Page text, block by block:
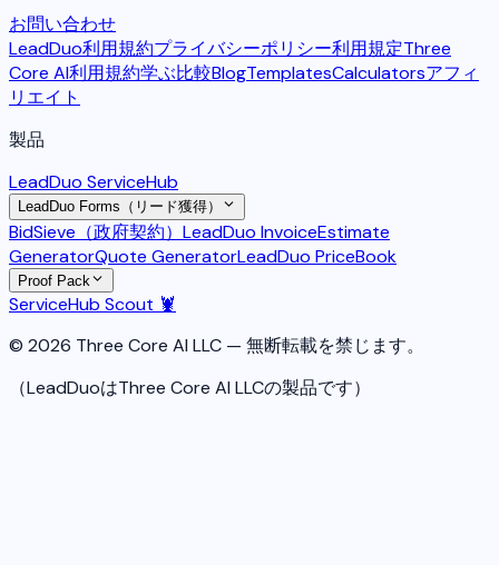
お問い合わせ
LeadDuo利用規約プライバシーポリシー利用規定Three
Core AI利用規約学ぶ比較BlogTemplatesCalculatorsアフィ
リエイト
製品
LeadDuo ServiceHub
LeadDuo Forms（リード獲得）
BidSieve（政府契約） LeadDuo InvoiceEstimate
GeneratorQuote GeneratorLeadDuo PriceBook
Proof Pack
ServiceHub Scout 🦞
© 2026 Three Core AI LLC — 無断転載を禁じます。
（LeadDuoはThree Core AI LLCの製品です）